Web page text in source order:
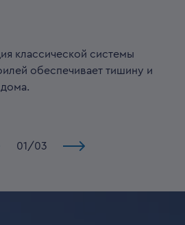
классической системы
обеспечивает тишину и
01 /03